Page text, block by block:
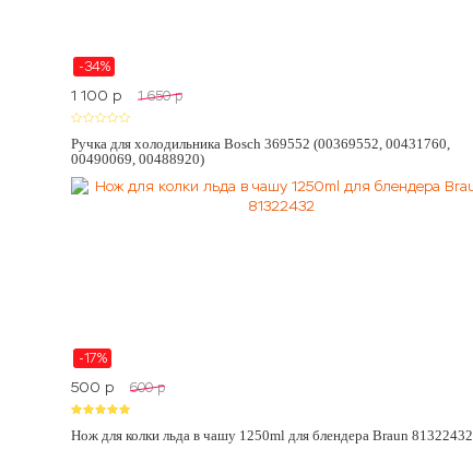
-34%
1 100 p 1 650 p
Ручка для холодильника Bosch 369552 (00369552, 00431760,
00490069, 00488920)
-17%
500 p 600 p
Нож для колки льда в чашу 1250ml для блендера Braun 81322432